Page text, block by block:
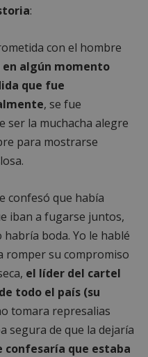
:
con el hombre
en algún momento
que fue
, se fue
ser la muchacha alegre
para mostrarse
confesó que había
iban a fugarse juntos,
boda. Yo le hablé
romper su compromiso
el líder del cartel
todo el país (su
tomara represalias
segura de que la dejaría
confesaría que estaba